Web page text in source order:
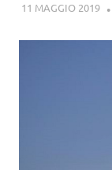
11 MAGGIO 2019